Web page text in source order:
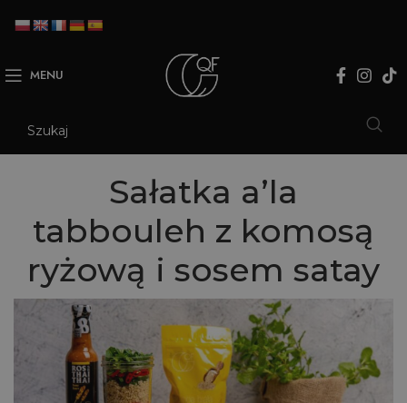
MENU
Sałatka a’la
tabbouleh z komosą
ryżową i sosem satay